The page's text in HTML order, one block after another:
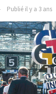
Publié il y a 3 ans